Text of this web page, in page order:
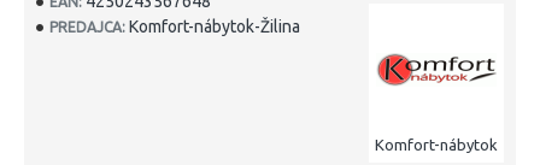
PREDAJCA: Komfort-nábytok-Žilina
Komfort-nábytok